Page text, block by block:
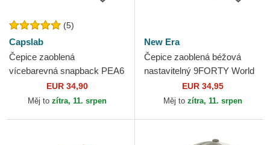
(5)
Capslab
Čepice zaoblená
vícebarevná snapback PEA6
SNO Snoopy a Charlie
Brown Arašídy Capslab
EUR 34,90
Měj to zítra, 11. srpen
New Era
Čepice zaoblená béžová
nastavitelný 9FORTY World
Series New York Yankees
MLB New Era
EUR 34,95
Měj to zítra, 11. srpen